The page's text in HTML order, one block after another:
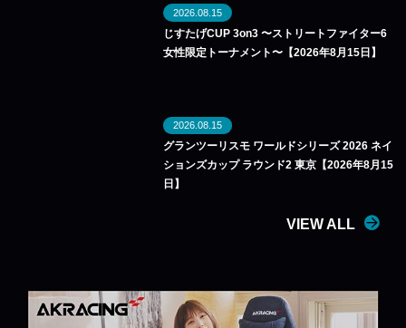
2026.08.15
じすたげCUP 3on3 〜ストリートファイター6
女性限定トーナメント〜【2026年8月15日】
2026.08.15
グランツーリスモ ワールドシリーズ 2026 ネイ
ションズカップ ラウンド2 東京【2026年8月15
日】
VIEW ALL